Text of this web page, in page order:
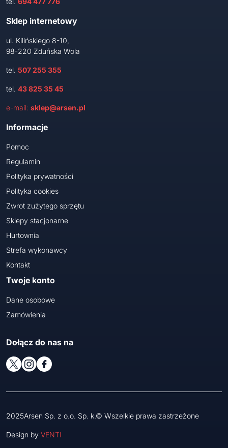
Sklep internetowy
ul. Kilińskiego 8-10,
98-220 Zduńska Wola
tel. 507 255 355
tel. 43 825 35 45
e-mail: sklep@arsen.pl
Informacje
Pomoc
Regulamin
Polityka prywatności
Polityka cookies
Zwrot zużytego sprzętu
Sklepy stacjonarne
Hurtownia
Strefa wykonawcy
Kontakt
Twoje konto
Dane osobowe
Zamówienia
Dołącz do nas na
2025Arsen Sp. z o.o. Sp. k.© Wszelkie prawa zastrzeżone
Design by VENTI